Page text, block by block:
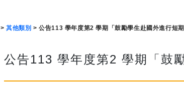
>其他類別 > 公告113 學年度第2 學期「鼓勵學生赴國外進行短
公告113 學年度第2 學期「鼓